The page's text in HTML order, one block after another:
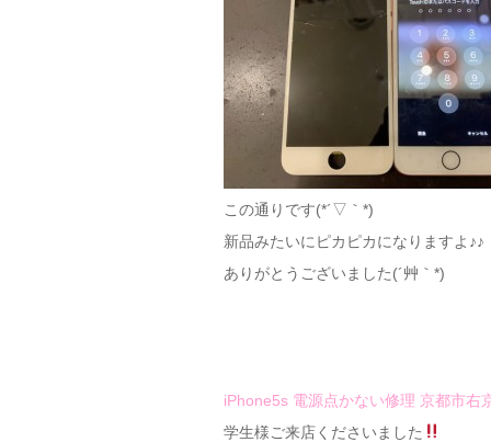
この通りです(*´▽｀*)
新品みたいにピカピカになりますよ♪♪
ありがとうございました(´艸｀*)
iPhone5s 電源点かない修理 京都市右
学生様ご来店くださいました